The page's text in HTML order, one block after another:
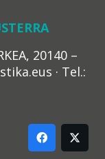
20140 –
· Tel.: